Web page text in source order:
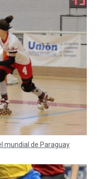
mundial de Paraguay